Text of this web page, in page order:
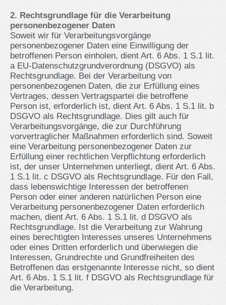
2. Rechtsgrundlage für die Verarbeitung
personenbezogener Daten
Soweit wir für Verarbeitungsvorgänge
personenbezogener Daten eine Einwilligung der
betroffenen Person einholen, dient Art. 6 Abs. 1 S.1 lit.
a EU-Datenschutzgrundverordnung (DSGVO) als
Rechtsgrundlage. Bei der Verarbeitung von
personenbezogenen Daten, die zur Erfüllung eines
Vertrages, dessen Vertragspartei die betroffene
Person ist, erforderlich ist, dient Art. 6 Abs. 1 S.1 lit. b
DSGVO als Rechtsgrundlage. Dies gilt auch für
Verarbeitungsvorgänge, die zur Durchführung
vorvertraglicher Maßnahmen erforderlich sind. Soweit
eine Verarbeitung personenbezogener Daten zur
Erfüllung einer rechtlichen Verpflichtung erforderlich
ist, der unser Unternehmen unterliegt, dient Art. 6 Abs.
1 S.1 lit. c DSGVO als Rechtsgrundlage. Für den Fall,
dass lebenswichtige Interessen der betroffenen
Person oder einer anderen natürlichen Person eine
Verarbeitung personenbezogener Daten erforderlich
machen, dient Art. 6 Abs. 1 S.1 lit. d DSGVO als
Rechtsgrundlage. Ist die Verarbeitung zur Wahrung
eines berechtigten Interesses unseres Unternehmens
oder eines Dritten erforderlich und überwiegen die
Interessen, Grundrechte und Grundfreiheiten des
Betroffenen das erstgenannte Interesse nicht, so dient
Art. 6 Abs. 1 S.1 lit. f DSGVO als Rechtsgrundlage für
die Verarbeitung.